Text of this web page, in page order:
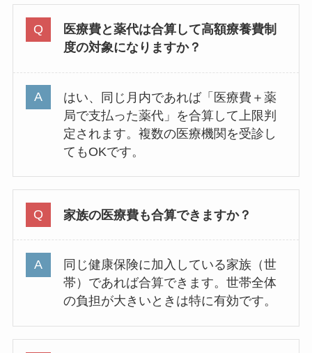
医療費と薬代は合算して高額療養費制
度の対象になりますか？
はい、同じ月内であれば「医療費＋薬
局で支払った薬代」を合算して上限判
定されます。複数の医療機関を受診し
てもOKです。
家族の医療費も合算できますか？
同じ健康保険に加入している家族（世
帯）であれば合算できます。世帯全体
の負担が大きいときは特に有効です。